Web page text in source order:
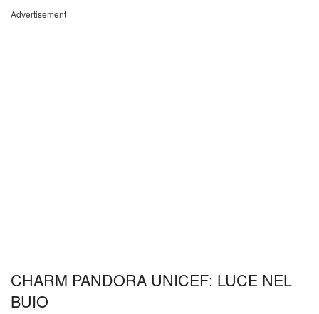
Advertisement
CHARM PANDORA UNICEF: LUCE NEL
BUIO